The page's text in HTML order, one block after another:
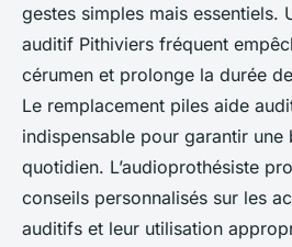
gestes simples mais essentiels.
auditif Pithiviers fréquent
cérumen et prolonge la durée
Le remplacement piles aide
indispensable pour garantir une
quotidien. L’audioprothésiste
conseils personnalisés sur les
auditifs et leur utilisation